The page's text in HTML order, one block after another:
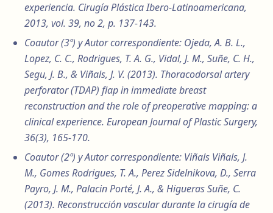
experiencia. Cirugía Plástica Ibero-Latinoamericana,
2013, vol. 39, no 2, p. 137-143.
Coautor (3º) y Autor correspondiente: Ojeda, A. B. L.,
Lopez, C. C., Rodrigues, T. A. G., Vidal, J. M., Suñe, C. H.,
Segu, J. B., & Viñals, J. V. (2013). Thoracodorsal artery
perforator (TDAP) flap in immediate breast
reconstruction and the role of preoperative mapping: a
clinical experience. European Journal of Plastic Surgery,
36(3), 165-170.
Coautor (2º) y Autor correspondiente: Viñals Viñals, J.
M., Gomes Rodrigues, T. A., Perez Sidelnikova, D., Serra
Payro, J. M., Palacin Porté, J. A., & Higueras Suñe, C.
(2013). Reconstrucción vascular durante la cirugía de